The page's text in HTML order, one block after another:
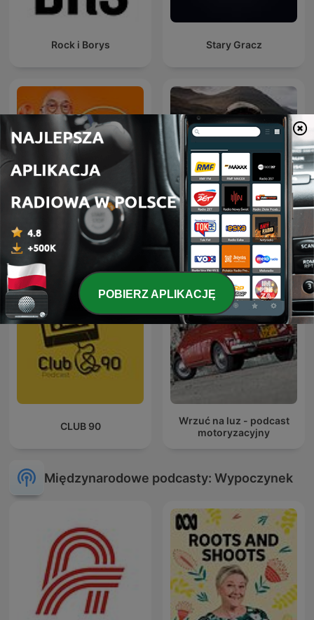
Rock i Borys Stary Gracz
Nosel wkręca Z Nowickim Po Drodze
CLUB 90
Wrzuć na luz - podcast
motoryzacyjny
Międzynarodowe podcasty: Wypoczynek
POBIERZ APLIKACJĘ